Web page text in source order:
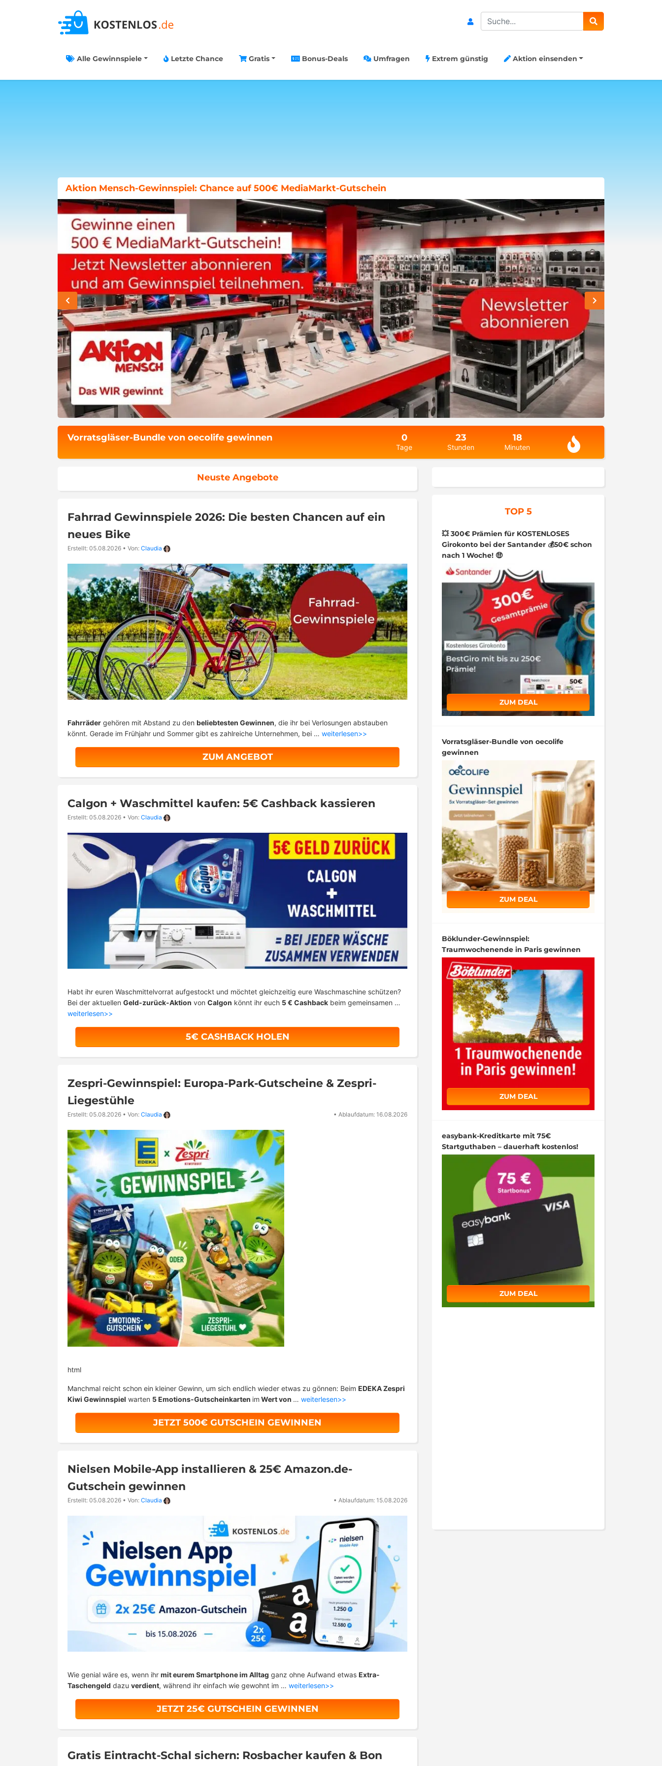
Search
Alle Gewinnspiele Letzte Chance Gratis Bonus-Deals Umfragen Extrem günstig Aktion einsenden
Aktion Mensch-Gewinnspiel: Chance auf 500€ MediaMarkt-Gutschein
Vorratsgläser-Bundle von oecolife gewinnen 0
Tage
23
Stunden
18
Minuten
Neuste Angebote
Fahrrad Gewinnspiele 2026: Die besten Chancen auf ein
neues Bike
Erstellt: 05.08.2026 • Von: Claudia
Fahrräder gehören mit Abstand zu den beliebtesten Gewinnen, die ihr bei Verlosungen abstauben
könnt. Gerade im Frühjahr und Sommer gibt es zahlreiche Unternehmen, bei … weiterlesen>>
ZUM ANGEBOT
Calgon + Waschmittel kaufen: 5€ Cashback kassieren
Erstellt: 05.08.2026 • Von: Claudia
Habt ihr euren Waschmittelvorrat aufgestockt und möchtet gleichzeitig eure Waschmaschine schützen?
Bei der aktuellen Geld-zurück-Aktion von Calgon könnt ihr euch 5 € Cashback beim gemeinsamen …
weiterlesen>>
5€ CASHBACK HOLEN
Zespri-Gewinnspiel: Europa-Park-Gutscheine & Zespri-
Liegestühle
Erstellt: 05.08.2026 • Von: Claudia • Ablaufdatum: 16.08.2026
html
Manchmal reicht schon ein kleiner Gewinn, um sich endlich wieder etwas zu gönnen: Beim EDEKA Zespri
Kiwi Gewinnspiel warten 5 Emotions-Gutscheinkarten im Wert von … weiterlesen>>
JETZT 500€ GUTSCHEIN GEWINNEN
Nielsen Mobile-App installieren & 25€ Amazon.de-
Gutschein gewinnen
Erstellt: 05.08.2026 • Von: Claudia • Ablaufdatum: 15.08.2026
Wie genial wäre es, wenn ihr mit eurem Smartphone im Alltag ganz ohne Aufwand etwas Extra-
Taschengeld dazu verdient, während ihr einfach wie gewohnt im … weiterlesen>>
JETZT 25€ GUTSCHEIN GEWINNEN
Gratis Eintracht-Schal sichern: Rosbacher kaufen & Bon
TOP 5
💥 300€ Prämien für KOSTENLOSES
Girokonto bei der Santander 💰50€ schon
nach 1 Woche! 🤑
ZUM DEAL
Vorratsgläser-Bundle von oecolife
gewinnen
ZUM DEAL
Böklunder-Gewinnspiel:
Traumwochenende in Paris gewinnen
ZUM DEAL
easybank-Kreditkarte mit 75€
Startguthaben – dauerhaft kostenlos!
ZUM DEAL